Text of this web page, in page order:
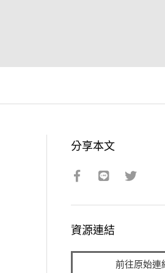
分享本文
資源連結
前往原始連